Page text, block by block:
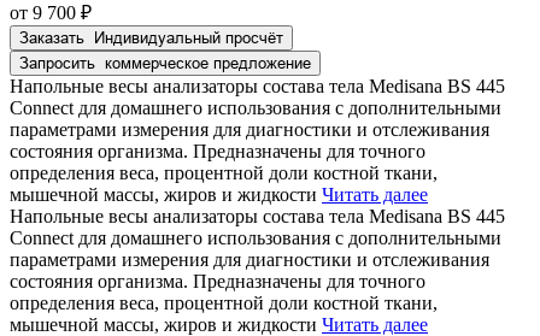
от 9 700 ₽
Заказать
Индивидуальный просчёт
Запросить коммерческое предложение
Напольные весы анализаторы состава тела Medisana BS 445
Connect для домашнего использования с дополнительными
параметрами измерения для диагностики и отслеживания
состояния организма. Предназначены для точного
определения веса, процентной доли костной ткани,
мышечной массы, жиров и жидкости Читать далее
Напольные весы анализаторы состава тела Medisana BS 445
Connect для домашнего использования с дополнительными
параметрами измерения для диагностики и отслеживания
состояния организма. Предназначены для точного
определения веса, процентной доли костной ткани,
мышечной массы, жиров и жидкости Читать далее